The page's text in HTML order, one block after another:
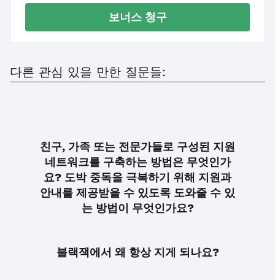
보너스 청구
다른 관심 있을 만한 질문들:
친구, 가족 또는 전문가들로 구성된 지원
네트워크를 구축하는 방법은 무엇인가
요? 도박 중독을 극복하기 위해 지원과
안내를 제공받을 수 있도록 도와줄 수 있
는 방법이 무엇인가요?
블랙잭에서 왜 항상 지게 되나요?